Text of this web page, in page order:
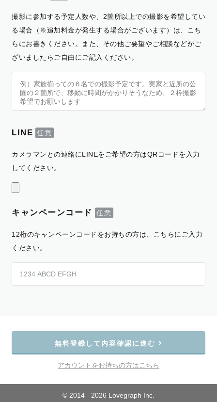
撮影に参加する予定人数や、2箇所以上での撮影を希望してい
る場合（※追加料金が発生する場合がございます）は、こち
らにお書きください。また、その他ご要望やご相談などがご
ざいましたらご自由にご記入ください。
LINE
カメラマンとの連絡にLINEをご希望の方はQRコードを入力
してください。
キャンペーンコード
12桁のキャンペーンコードをお持ちの方は、こちらにご入力
ください。
無料登録して内容確認に進む
アカウントをお持ちの方はこちら
© 2014 - 2026 Lovegraph Inc.